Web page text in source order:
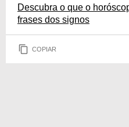
Descubra o que o
frases dos signos
COPIAR